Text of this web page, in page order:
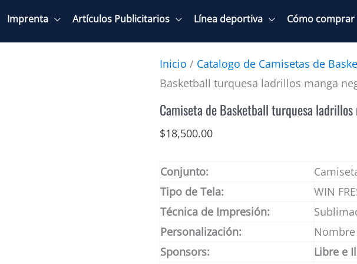
Imprenta Artículos Publicitarios Línea deportiva Cómo comprar
Inicio / Catalogo de Camisetas de
Basketball turquesa ladrillos manga
Camiseta de Basketball turquesa ladrillos
$18,500.00
Conjunto:
Tipo de Tela:
WIN
Técnica de Impresión:
Personalización:
Sponsors:
Libre e